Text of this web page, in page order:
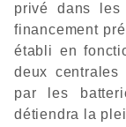
privé dans les
financement
établi en
deux
par les
détiendra la